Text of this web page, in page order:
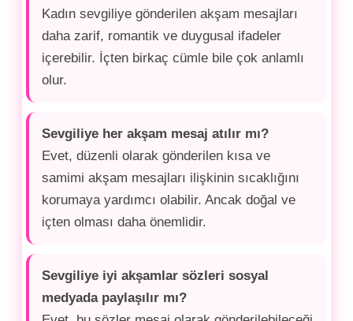
Kadın sevgiliye gönderilen akşam mesajları
daha zarif, romantik ve duygusal ifadeler
içerebilir. İçten birkaç cümle bile çok anlamlı
olur.
Sevgiliye her akşam mesaj atılır mı?
Evet, düzenli olarak gönderilen kısa ve
samimi akşam mesajları ilişkinin sıcaklığını
korumaya yardımcı olabilir. Ancak doğal ve
içten olması daha önemlidir.
Sevgiliye iyi akşamlar sözleri sosyal
medyada paylaşılır mı?